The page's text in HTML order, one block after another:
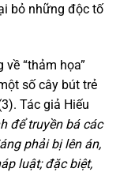
bỏ những độc tố
“thảm họa”
số cây bút trẻ
Tác giả Hiếu
để truyền bá các
phải bị lên án,
luật; đặc biệt,